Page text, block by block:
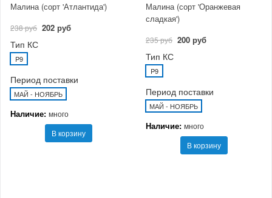
Малина (сорт 'Атлантида')
238 руб 202 руб
Тип КС
P9
Период поставки
МАЙ - НОЯБРЬ
Наличие: много
В корзину
Малина (сорт 'Оранжевая
сладкая')
235 руб 200 руб
Тип КС
P9
Период поставки
МАЙ - НОЯБРЬ
Наличие: много
В корзину